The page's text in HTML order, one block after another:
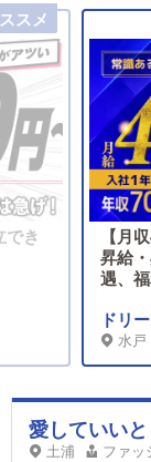
ア、札
でき
【月
昇給
遇、
ドリ
水戸
愛していいと
土浦 ファッ